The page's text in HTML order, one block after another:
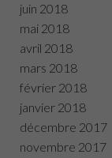
juin 2018
mai 2018
avril 2018
mars 2018
février 2018
janvier 2018
décembre 2017
novembre 2017